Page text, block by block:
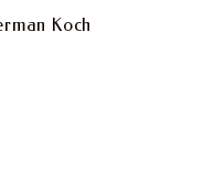
Koch